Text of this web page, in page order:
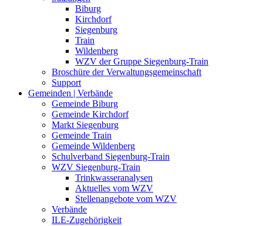
Biburg
Kirchdorf
Siegenburg
Train
Wildenberg
WZV der Gruppe Siegenburg-Train
Broschüre der Verwaltungsgemeinschaft
Support
Gemeinden | Verbände
Gemeinde Biburg
Gemeinde Kirchdorf
Markt Siegenburg
Gemeinde Train
Gemeinde Wildenberg
Schulverband Siegenburg-Train
WZV Siegenburg-Train
Trinkwasseranalysen
Aktuelles vom WZV
Stellenangebote vom WZV
Verbände
ILE-Zugehörigkeit